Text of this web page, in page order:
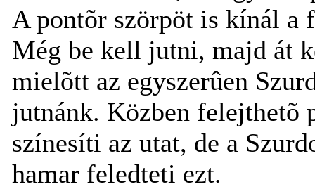
A pontõr szörpöt is kínál a
Még be kell jutni, majd át
mielõtt az egyszerûen
jutnánk. Közben felejthetõ
színesíti az utat, de a
hamar feledteti ezt.